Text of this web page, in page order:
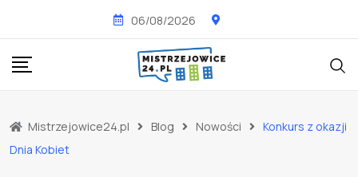
content
06/08/2026
Mistrzejowice24.pl Blog Nowości
Konkurs z okazji
Dnia Kobiet
NOWOŚCI